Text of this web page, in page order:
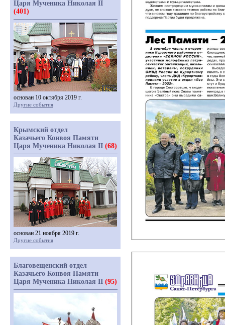
Царя Мученика Николая II
(401)
основан 10 октября 2019 г.
Другие события
Крымский отдел
Казачьего Конвоя Памяти
Царя Мученика Николая II (68)
основан 21 ноября 2019 г.
Другие события
Благовещенский отдел
Казачьего Конвоя Памяти
Царя Мученика Николая II (95)